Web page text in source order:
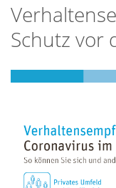
Schutz vor